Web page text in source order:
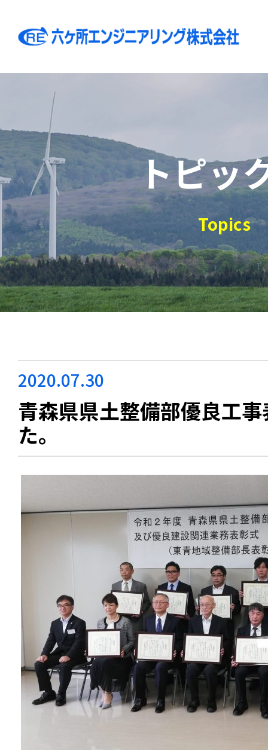
トピッ
Topics
2020.07.30
青森県県土整備部優良工
た。